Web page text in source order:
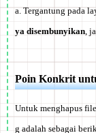
a. Tergantung pada
ya disembunyikan,
Poin Konkrit
Untuk menghapus
g adalah sebagai